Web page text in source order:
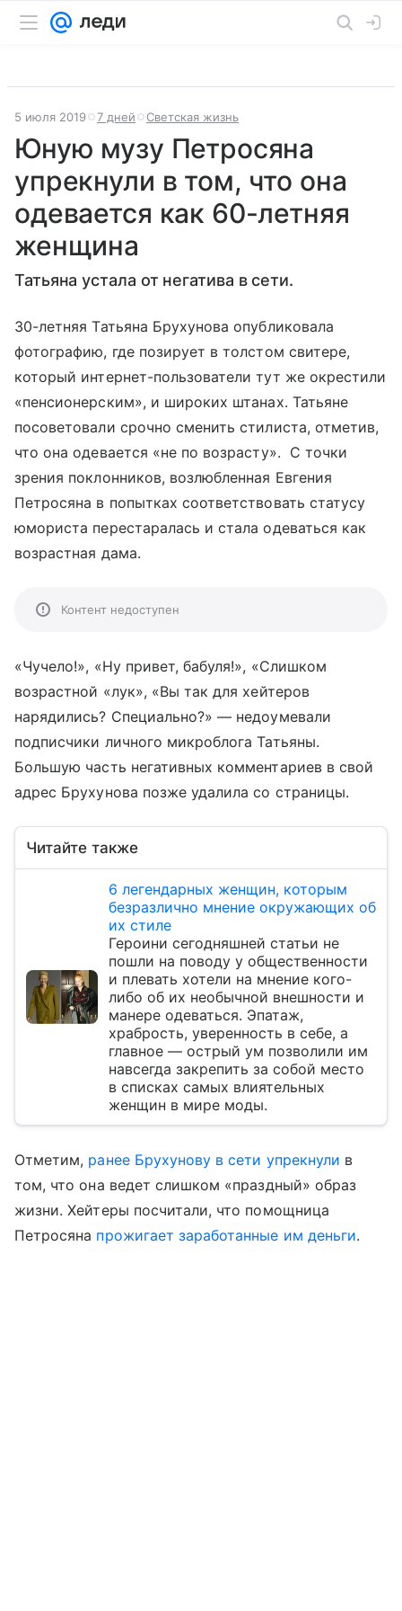
5 июля 2019 7 дней Светская жизнь
Юную музу Петросяна
упрекнули в том, что она
одевается как 60-летняя
женщина
Татьяна устала от негатива в сети.
30-летняя Татьяна Брухунова опубликовала
фотографию, где позирует в толстом свитере,
который интернет-пользователи тут же окрестили
«пенсионерским», и широких штанах. Татьяне
посоветовали срочно сменить стилиста, отметив,
что она одевается «не по возрасту». С точки
зрения поклонников, возлюбленная Евгения
Петросяна в попытках соответствовать статусу
юмориста перестаралась и стала одеваться как
возрастная дама.
Контент недоступен
«Чучело!», «Ну привет, бабуля!», «Слишком
возрастной «лук», «Вы так для хейтеров
нарядились? Специально?» — недоумевали
подписчики личного микроблога Татьяны.
Большую часть негативных комментариев в свой
адрес Брухунова позже удалила со страницы.
Читайте также
6 легендарных женщин, которым
безразлично мнение окружающих об
их стиле
Героини сегодняшней статьи не
пошли на поводу у общественности
и плевать хотели на мнение кого-
либо об их необычной внешности и
манере одеваться. Эпатаж,
храбрость, уверенность в себе, а
главное — острый ум позволили им
навсегда закрепить за собой место
в списках самых влиятельных
женщин в мире моды.
Отметим, ранее Брухунову в сети упрекнули в
том, что она ведет слишком «праздный» образ
жизни. Хейтеры посчитали, что помощница
Петросяна прожигает заработанные им деньги.